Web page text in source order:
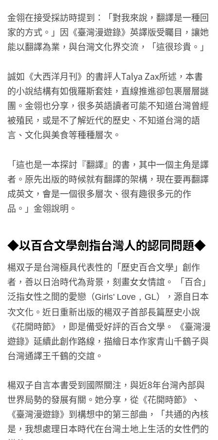
金翎在接受採訪時提到：「對我來說，翻譯是一種回
家的方式。」因《臺灣漫遊錄》英譯版受矚目，讓她
能以翻譯為業，與台灣文化界交流，「這很珍貴。」
誠如《大西洋月刊》的書評人Talya Zax所述，本書
的小說結構有如俄羅斯套娃，直線推進卻包裹層層謎
團。金翎也分享，很多英語讀者可能不知道台灣曾經
被殖民，或是不了解近代的歷史、不知道台灣的語
言、文化與美食等種種層次。
「這也是一本探討『翻譯』的書，其中一個主角是譯
者。原先出版的時候就有翻譯的架構，現在要再翻譯
成英文，會是一個很多層次、很有趣很多元的作
品。」金翎說明。
◆以百合文學劍指台灣人的認同問題◆
楊双子是台灣極具代表性的「歷史百合文學」創作
者，善以日治時代為背景，刻畫女女情誼。 「百合」
泛指女性之間的愛戀（Girls’ Love，GL），源自日本
次文化。近日重新出版的楊双子首部長篇歷史小說
《花開時節》，即是備受好評的百合文學。 《臺灣漫
遊錄》延續此創作路線，描繪日本作家青山千鶴子與
台灣通譯王千鶴的交誼。
楊双子自言本書受到國際關注，與近8年台灣內部與
世界局勢的發展有關。她分享，從《花開時節》、
《臺灣漫遊錄》到構想中的第三部曲，「共通的內核
是，我想處理日本時代在台灣土地上生活的女性們的